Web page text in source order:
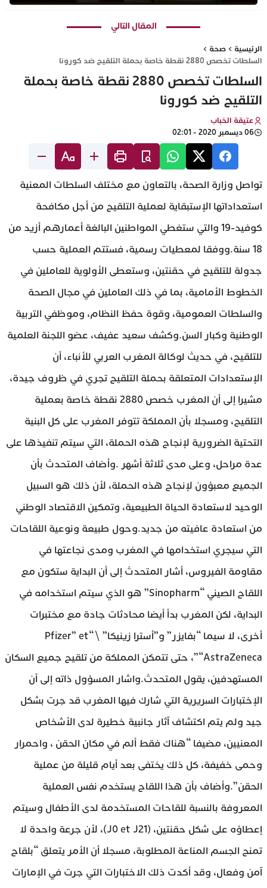
بمركز التكوين ثانوية الحسن الثاني التأهيلية
المقال التالي
الرئيسية
صحة
السلطات تخصص 2880 نقطة خاصة بحملة التلقيح ضد كورونا
السلطات تخصص 2880 نقطة خاصة بحملة
التلقيح ضد كورونا
عتيقة الخباب
06 ديسمبر 2020 - 02:01
تواصل وزارة الصحة، بالتعاون مع مختلف السلطات المعنية
استعداداتها الإستبقاية لعملية التلقيح من أجل مكافحة
كوفيد-19 والتي ستغطي المواطنين البالغة أعمارهم أزيد من
18 سنة.ووفقا لمعطيات رسمية، فستتم العملية حسب
جدولة للتلقيح في حقنتين، وستعطى الأولوية للعاملين في
الخطوط الأمامية، بما في ذلك العاملين في مجال الصحة
والسلطات العمومية، وقوة حفظ النظام، وموظفي التربية
الوطنية وكبار السن.وكشف سعيد عفيف، عضو اللجنة العلمية
للتلقيح، في حديث لوكالة المغرب العربي للأنباء، أن
الإستعدادات المتعلقة بحملة التلقيح تجري في ظروف جيدة،
مشيرا إلى أن المغرب خصص 2880 نقطة خاصة بعملية
التلقيح، ومسجلا بأن المملكة تتوفر المغرب على كل البنية
التحتية الضرورية لإنجاح هذه الحملة، التي سيتم تنفيذها على
عدة مراحل، وعلى مدى ثلاثة أشهر .وأضاف المتحدث بأن
الجميع معبؤون لإنجاح هذه الحملة، لأن ذلك هو السبيل
الوحيد لاستعادة الحياة الطبيعية، وتمكين الاقتصاد الوطني
من استعادة عافيته من جديد.وحول طبيعة ونوعية اللقاحات
التي سيجري استخدامها في المغرب ومدى نجاعتها في
مقاومة الفيروس، أشار المتحدث إلى أن البداية ستكون مع
اللقاح الصيني “Sinopharm” هو الذي سيتم استخدامه في
البداية، لكن المغرب بدأ أيضا محادثات جادة مع مختبرات
أخرى، لا سيما “بفايزر” و”أسترا زينيكا” \ “Pfizer” et
“AstraZeneca”، حتى تتمكن المملكة من تلقيح جميع السكان
المستهدفين، يقول المتحدث.واشار المسؤول ذاته إلى أن
الإختبارات السريرية التي شارك فيها المغرب قد جرت بشكل
جيد ولم يتم اكتشاف آثار جانبية خطيرة لدى الأشخاص
المعنيين، مضيفا “هناك فقط ألم في مكان الحقن ، واحمرار
وحمى خفيفة، كل ذلك يختفى بعد أيام قليلة من عملية
الحقن”.وأضاف بأن هذا اللقاح يستخدم نفس العملية
المعروفة بالنسبة للقاحات المستخدمة لدى الأطفال وسيتم
إعطاؤه على شكل حقنتين، (J0 et J21)، لأن جرعة واحدة لا
تمنح الجسم المناعة المطلوبة، مسجلا أن الأمر يتعلق “بلقاح
آمن وفعال، وقد أكدت ذلك الاختبارات التي جرت في الإمارات